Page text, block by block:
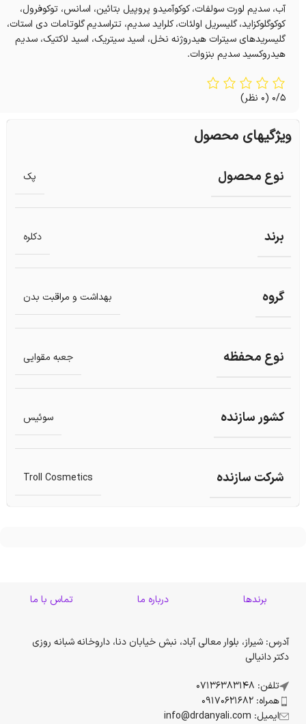
آب، سدیم لورت سولفات، کوکوآمیدو پروپیل بتائین، اسانس، توکوفرول،
کوکوگلوکزاید، گلیسریل اولئات، کلراید سدیم، تتراسدیم گلوتامات دی استات،
گلیسریدهای سیترات هیدروژنه نخل، اسید سیتریک، اسید لاکتیک، سدیم
هیدروکسید سدیم بنزوات.
0/5 (0 نظر)
ویژگیهای محصول
نوع محصول پک
برند دکلره
گروه بهداشت و مراقبت بدن
نوع محفظه جعبه مقوایی
کشور سازنده سوئیس
شرکت سازنده Troll Cosmetics
برندها درباره ما تماس با ما
آدرس: شیراز، بلوار معالی آباد، نبش خیابان دنا، داروخانه شبانه روزی
دکتر دانیالی
تلفن: 07136383148
همراه: 09170621682
ایمیل: info@drdanyali.com